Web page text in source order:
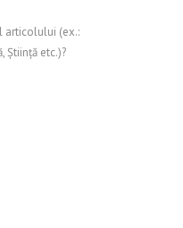
articolului (ex.:
Știință etc.)?